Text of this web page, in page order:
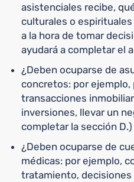
asistenciales recibe,
culturales o
a la hora de tomar
ayudará a completar el
¿Deben ocuparse de
concretos: por ejemplo,
transacciones
inversiones, llevar un
completar la sección D.)
¿Deben ocuparse de
médicas: por ejemplo,
tratamiento, decisiones